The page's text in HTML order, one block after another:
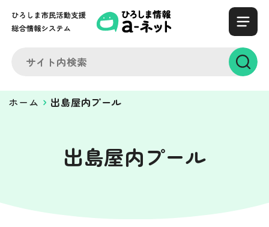
ホーム 出島屋内プール
出島屋内プール